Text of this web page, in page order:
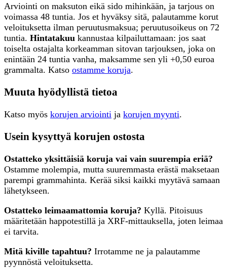
Arviointi on maksuton eikä sido mihinkään, ja tarjous on
voimassa 48 tuntia. Jos et hyväksy sitä, palautamme korut
veloituksetta ilman peruutusmaksua; peruutusoikeus on 72
tuntia. Hintatakuu kannustaa kilpailuttamaan: jos saat
toiselta ostajalta korkeamman sitovan tarjouksen, joka on
enintään 24 tuntia vanha, maksamme sen yli +0,50 euroa
grammalta. Katso ostamme koruja.
Muuta hyödyllistä tietoa
Katso myös korujen arviointi ja korujen myynti.
Usein kysyttyä korujen ostosta
Ostatteko yksittäisiä koruja vai vain suurempia eriä?
Ostamme molempia, mutta suuremmasta erästä maksetaan
parempi grammahinta. Kerää siksi kaikki myytävä samaan
lähetykseen.
Ostatteko leimaamattomia koruja? Kyllä. Pitoisuus
määritetään happotestillä ja XRF-mittauksella, joten leimaa
ei tarvita.
Mitä kiville tapahtuu? Irrotamme ne ja palautamme
pyynnöstä veloituksetta.